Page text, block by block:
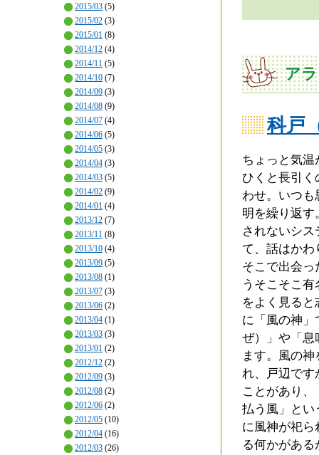
2015/03 (5)
2015/02 (3)
2015/01 (8)
2014/12 (4)
2014/11 (5)
2014/10 (7)
2014/09 (3)
2014/08 (9)
2014/07 (4)
2014/06 (5)
2014/05 (3)
2014/04 (3)
2014/03 (5)
2014/02 (9)
2014/01 (4)
2013/12 (7)
2013/11 (8)
2013/10 (4)
2013/09 (5)
2013/08 (1)
2013/07 (3)
2013/06 (2)
2013/04 (1)
2013/03 (3)
2013/01 (2)
2012/12 (2)
2012/09 (3)
2012/08 (2)
2012/06 (2)
2012/05 (10)
2012/04 (16)
2012/03 (26)
ア
科戸
ちょっと気
ひくと長引く
わせ。いつも
明を繰り返
されないシ
て、話はか
そこで出会
うそこそこ
をよく見る
に「風の神
ぜ）」や「息
ます。風の
れ、戸辺です
ことがあり
払う風」とい
に風神が祀
る何かがあ